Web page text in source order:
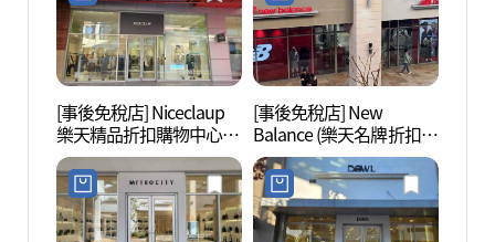
[事後免稅店] Niceclaup
樂天精品折扣購物中心金
海店(나이스클랍 롯데프
리미엄아울렛 김해점)
[事後免稅店] New
Balance (樂天名牌折扣購
物中心器興店)(뉴발란스
롯데프리미엄아울렛 김
해점)